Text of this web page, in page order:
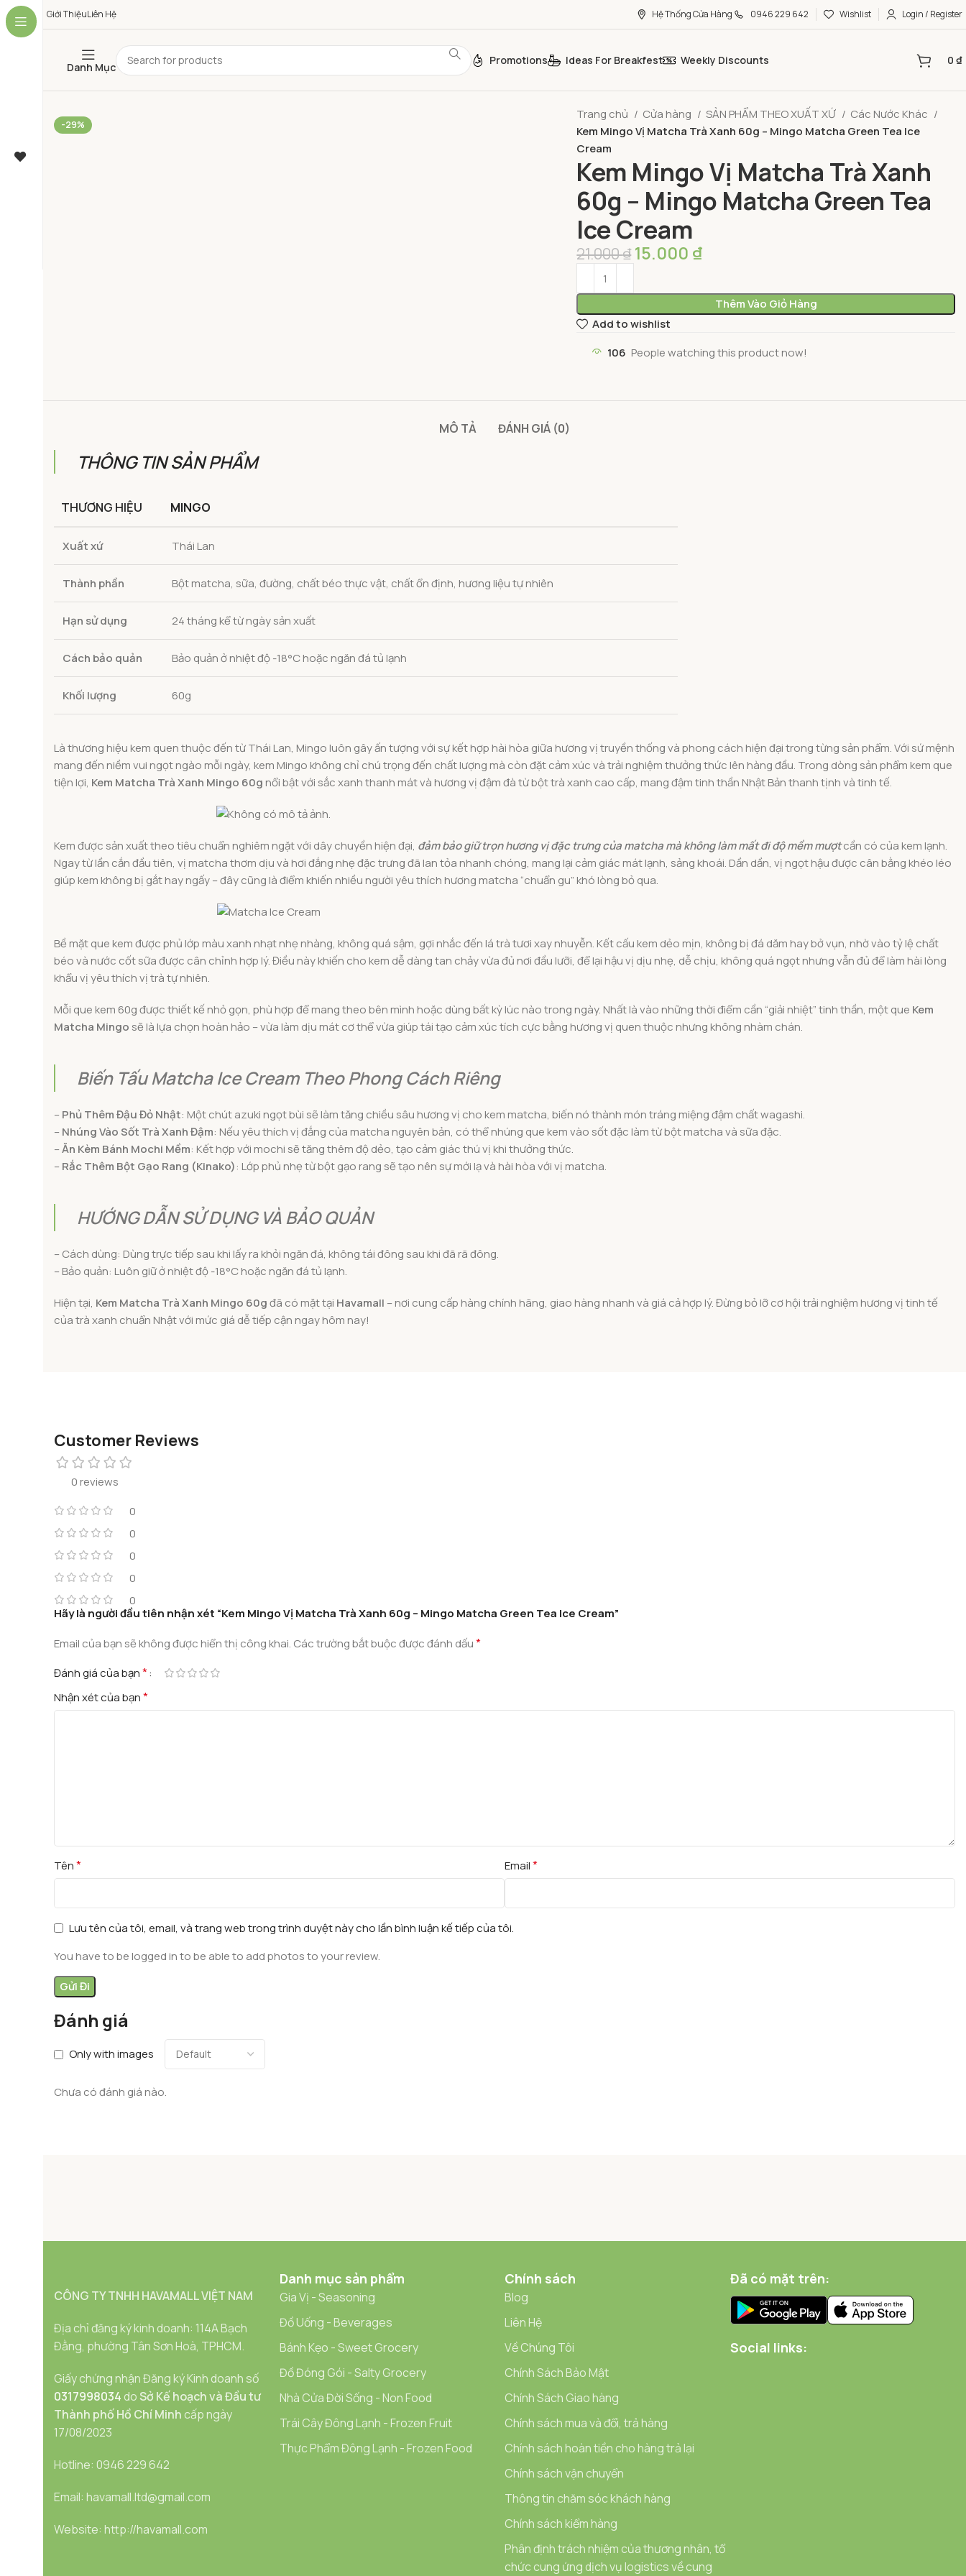
Giới ThiệuLiên Hệ Hệ Thống Cửa Hàng 0946 229 642 Wishlist Login / Register
Danh Mục
Promotions Ideas For Breakfest Weekly Discounts 0 ₫
-29%
Trang chủ Cửa hàng SẢN PHẨM THEO XUẤT XỨ
Các Nước Khác
Kem Mingo Vị Matcha Trà Xanh 60g – Mingo Matcha Green Tea Ice
Cream
Kem Mingo Vị Matcha Trà Xanh
60g – Mingo Matcha Green Tea
Ice Cream
21.000₫ 15.000 ₫
Thêm Vào Giỏ Hàng
Add to wishlist
106 People watching this product now!
MÔ TẢ ĐÁNH GIÁ (0)
THÔNG TIN SẢN PHẨM
THƯƠNG HIỆU MINGO
Xuất xứ Thái Lan
Thành phần Bột matcha, sữa, đường, chất béo thực vật, chất ổn định, hương liệu tự nhiên
Hạn sử dụng 24 tháng kể từ ngày sản xuất
Cách bảo quản Bảo quản ở nhiệt độ -18°C hoặc ngăn đá tủ lạnh
Khối lượng 60g
Là thương hiệu kem quen thuộc đến từ Thái Lan, Mingo luôn gây ấn tượng với sự kết hợp hài hòa giữa hương vị truyền thống và phong cách hiện đại trong từng sản phẩm. Với sứ mệnh
mang đến niềm vui ngọt ngào mỗi ngày, kem Mingo không chỉ chú trọng đến chất lượng mà còn đặt cảm xúc và trải nghiệm thưởng thức lên hàng đầu. Trong dòng sản phẩm kem que
tiện lợi, Kem Matcha Trà Xanh Mingo 60g nổi bật với sắc xanh thanh mát và hương vị đậm đà từ bột trà xanh cao cấp, mang đậm tinh thần Nhật Bản thanh tịnh và tinh tế.
Kem được sản xuất theo tiêu chuẩn nghiêm ngặt với dây chuyền hiện đại, đảm bảo giữ trọn hương vị đặc trưng của matcha mà không làm mất đi độ mềm mượtcần có của kem lạnh.
Ngay từ lần cắn đầu tiên, vị matcha thơm dịu và hơi đắng nhẹ đặc trưng đã lan tỏa nhanh chóng, mang lại cảm giác mát lạnh, sảng khoái. Dần dần, vị ngọt hậu được cân bằng khéo léo
giúp kem không bị gắt hay ngấy – đây cũng là điểm khiến nhiều người yêu thích hương matcha “chuẩn gu” khó lòng bỏ qua.
Bề mặt que kem được phủ lớp màu xanh nhạt nhẹ nhàng, không quá sậm, gợi nhắc đến lá trà tươi xay nhuyễn. Kết cấu kem dẻo mịn, không bị đá dăm hay bở vụn, nhờ vào tỷ lệ chất
béo và nước cốt sữa được cân chỉnh hợp lý. Điều này khiến cho kem dễ dàng tan chảy vừa đủ nơi đầu lưỡi, để lại hậu vị dịu nhẹ, dễ chịu, không quá ngọt nhưng vẫn đủ để làm hài lòng
khẩu vị yêu thích vị trà tự nhiên.
Mỗi que kem 60g được thiết kế nhỏ gọn, phù hợp để mang theo bên mình hoặc dùng bất kỳ lúc nào trong ngày. Nhất là vào những thời điểm cần “giải nhiệt” tinh thần, một que Kem
Matcha Mingo sẽ là lựa chọn hoàn hảo – vừa làm dịu mát cơ thể vừa giúp tái tạo cảm xúc tích cực bằng hương vị quen thuộc nhưng không nhàm chán.
Biến Tấu Matcha Ice Cream Theo Phong Cách Riêng
–Phủ Thêm Đậu Đỏ Nhật: Một chút azuki ngọt bùi sẽ làm tăng chiều sâu hương vị cho kem matcha, biến nó thành món tráng miệng đậm chất wagashi.
–Nhúng Vào Sốt Trà Xanh Đậm: Nếu yêu thích vị đắng của matcha nguyên bản, có thể nhúng que kem vào sốt đặc làm từ bột matcha và sữa đặc.
–Ăn Kèm Bánh Mochi Mềm: Kết hợp với mochi sẽ tăng thêm độ dẻo, tạo cảm giác thú vị khi thưởng thức.
–Rắc Thêm Bột Gạo Rang (Kinako): Lớp phủ nhẹ từ bột gạo rang sẽ tạo nên sự mới lạ và hài hòa với vị matcha.
HƯỚNG DẪN SỬ DỤNG VÀ BẢO QUẢN
– Cách dùng: Dùng trực tiếp sau khi lấy ra khỏi ngăn đá, không tái đông sau khi đã rã đông.
– Bảo quản: Luôn giữ ở nhiệt độ -18°C hoặc ngăn đá tủ lạnh.
Hiện tại, Kem Matcha Trà Xanh Mingo 60gđã có mặt tại Havamall – nơi cung cấp hàng chính hãng, giao hàng nhanh và giá cả hợp lý. Đừng bỏ lỡ cơ hội trải nghiệm hương vị tinh tế
của trà xanh chuẩn Nhật với mức giá dễ tiếp cận ngay hôm nay!
Customer Reviews
0 reviews
0
0
0
0
0
Đánh giá
Only with images
Chưa có đánh giá nào.
Hãy là người đầu tiên nhận xét “Kem Mingo Vị Matcha Trà Xanh 60g – Mingo Matcha Green Tea Ice Cream”
Email của bạn sẽ không được hiển thị công khai. Các trường bắt buộc được đánh dấu*
Đánh giá của bạn*
Nhận xét của bạn*
Tên* Email*
Lưu tên của tôi, email, và trang web trong trình duyệt này cho lần bình luận kế tiếp của tôi.
You have to be logged in to be able to add photos to your review.
CÔNG TY TNHH HAVAMALL VIỆT NAM
Địa chỉ đăng ký kinh doanh: 114A Bạch
Đằng, phường Tân Sơn Hoà, TPHCM.
Giấy chứng nhận Đăng ký Kinh doanh số
0317998034 doSở Kế hoạch và Đầu tư
Thành phố Hồ Chí Minh cấp ngày
17/08/2023
Hotline: 0946 229 642
Email: havamall.ltd@gmail.com
Website: http://havamall.com
Danh mục sản phẩm
Gia Vị - Seasoning
Đồ Uống - Beverages
Bánh Kẹo - Sweet Grocery
Đồ Đóng Gói - Salty Grocery
Nhà Cửa Đời Sống - Non Food
Trái Cây Đông Lạnh - Frozen Fruit
Thực Phẩm Đông Lạnh - Frozen Food
Chính sách
Blog
Liên Hệ
Về Chúng Tôi
Chính Sách Bảo Mật
Chính Sách Giao hàng
Chính sách mua và đổi, trả hàng
Chính sách hoàn tiền cho hàng trả lại
Chính sách vận chuyển
Thông tin chăm sóc khách hàng
Chính sách kiểm hàng
Phân định trách nhiệm của thương nhân, tổ
chức cung ứng dịch vụ logistics về cung
Đã có mặt trên:
Social links: